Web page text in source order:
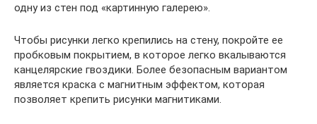
одну из стен под «картинную галерею».
Чтобы рисунки легко крепились на стену, покройте ее
пробковым покрытием, в которое легко вкалываются
канцелярские гвоздики. Более безопасным вариантом
является краска с магнитным эффектом, которая
позволяет крепить рисунки магнитиками.